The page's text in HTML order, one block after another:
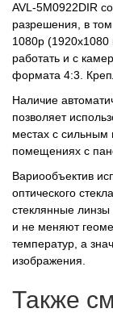
AVL-5M0922DIR
разрешения, в
1080р
работать и с
формата 4:3.
Наличие
позволяет
местах с
помещениях с
Вариообъектив
оптического
стеклянные
и не меняют
температур, а
изображения.
Также